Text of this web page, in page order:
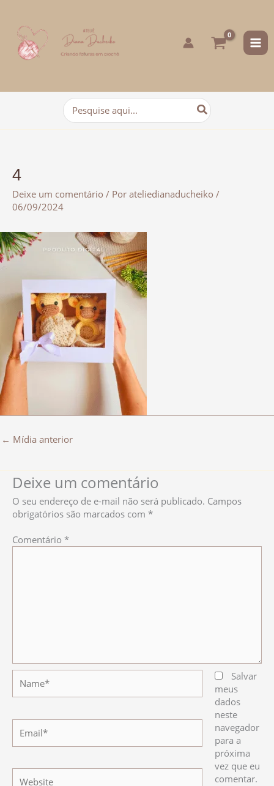
conteúdo
Procurar:
4
Deixe um comentário / Por ateliedianaducheiko /
06/09/2024
← Mídia anterior
Deixe um comentário
O seu endereço de e-mail não será publicado. Campos
obrigatórios são marcados com *
Comentário *
Salvar
meus
dados
neste
navegador
para a
próxima
vez que eu
comentar.